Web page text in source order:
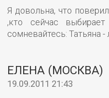
Я довольна, что
,кто сейчас
сомневайтесь: Татьяна -
ЕЛЕНА (МОСКВА)
19.09.2011 21:43